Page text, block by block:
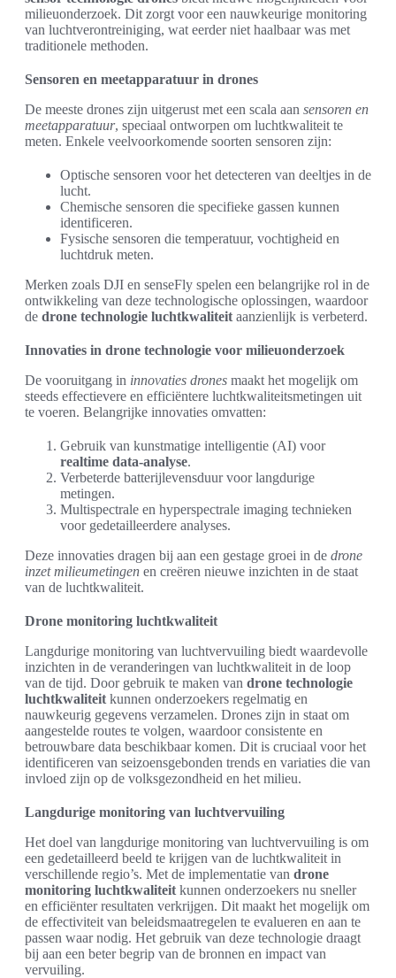
milieuonderzoek. Dit zorgt voor een nauwkeurige monitoring
van luchtverontreiniging, wat eerder niet haalbaar was met
traditionele methoden.
Sensoren en meetapparatuur in drones
De meeste drones zijn uitgerust met een scala aan sensoren en
meetapparatuur, speciaal ontworpen om luchtkwaliteit te
meten. Enkele veelvoorkomende soorten sensoren zijn:
Optische sensoren voor het detecteren van deeltjes in de
lucht.
Chemische sensoren die specifieke gassen kunnen
identificeren.
Fysische sensoren die temperatuur, vochtigheid en
luchtdruk meten.
Merken zoals DJI en senseFly spelen een belangrijke rol in de
ontwikkeling van deze technologische oplossingen, waardoor
de drone technologie luchtkwaliteit aanzienlijk is verbeterd.
Innovaties in drone technologie voor milieuonderzoek
De vooruitgang in innovaties drones maakt het mogelijk om
steeds effectievere en efficiëntere luchtkwaliteitsmetingen uit
te voeren. Belangrijke innovaties omvatten:
Gebruik van kunstmatige intelligentie (AI) voor
realtime data-analyse.
Verbeterde batterijlevensduur voor langdurige
metingen.
Multispectrale en hyperspectrale imaging technieken
voor gedetailleerdere analyses.
Deze innovaties dragen bij aan een gestage groei in de drone
inzet milieumetingen en creëren nieuwe inzichten in de staat
van de luchtkwaliteit.
Drone monitoring luchtkwaliteit
Langdurige monitoring van luchtvervuiling biedt waardevolle
inzichten in de veranderingen van luchtkwaliteit in de loop
van de tijd. Door gebruik te maken van drone technologie
luchtkwaliteit kunnen onderzoekers regelmatig en
nauwkeurig gegevens verzamelen. Drones zijn in staat om
aangestelde routes te volgen, waardoor consistente en
betrouwbare data beschikbaar komen. Dit is cruciaal voor het
identificeren van seizoensgebonden trends en variaties die van
invloed zijn op de volksgezondheid en het milieu.
Langdurige monitoring van luchtvervuiling
Het doel van langdurige monitoring van luchtvervuiling is om
een gedetailleerd beeld te krijgen van de luchtkwaliteit in
verschillende regio’s. Met de implementatie van drone
monitoring luchtkwaliteit kunnen onderzoekers nu sneller
en efficiënter resultaten verkrijgen. Dit maakt het mogelijk om
de effectiviteit van beleidsmaatregelen te evalueren en aan te
passen waar nodig. Het gebruik van deze technologie draagt
bij aan een beter begrip van de bronnen en impact van
vervuiling.